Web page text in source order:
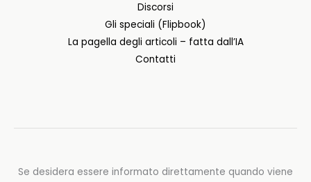
Discorsi
Gli speciali (Flipbook)
La pagella degli articoli – fatta dall’IA
Contatti
Se desidera essere informato direttamente quando viene